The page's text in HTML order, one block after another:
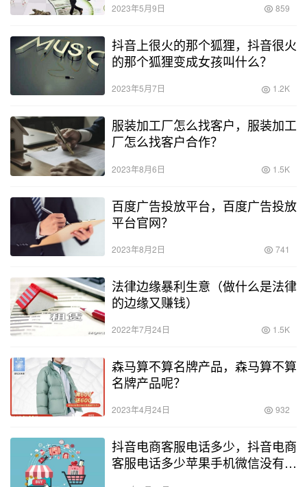
2023年5月9日 859
抖音上很火的那个狐狸，抖音很火
的那个狐狸变成女孩叫什么？
2023年5月7日 1.2K
服装加工厂怎么找客户，服装加工
厂怎么找客户合作？
2023年8月6日 1.5K
百度广告投放平台，百度广告投放
平台官网？
2023年8月2日 741
法律边缘暴利生意（做什么是法律
的边缘又赚钱）
2022年7月24日 1.5K
森马算不算名牌产品，森马算不算
名牌产品呢？
2023年4月24日 932
抖音电商客服电话多少，抖音电商
客服电话多少苹果手机微信没有提